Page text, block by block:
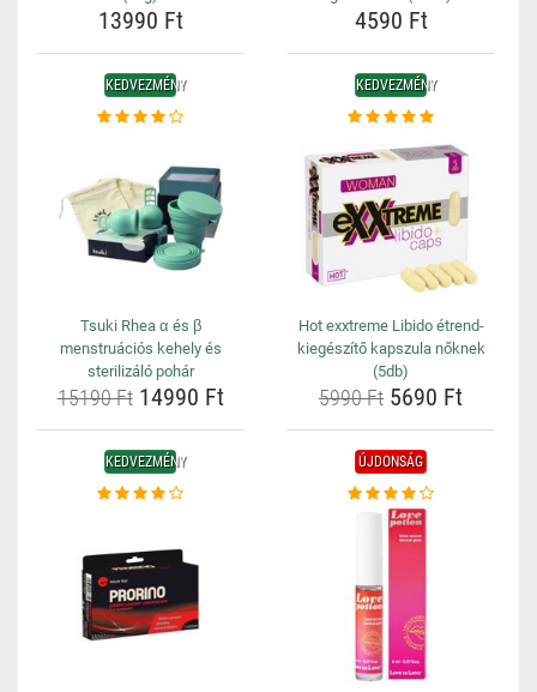
13990 Ft 4590 Ft
KEDVEZMÉNY
Tsuki Rhea α és β
menstruációs kehely és
sterilizáló pohár
15190 Ft14990 Ft
KEDVEZMÉNY
Hot exxtreme Libido étrend-
kiegészítő kapszula nőknek
(5db)
5990 Ft 5690 Ft
KEDVEZMÉNY ÚJDONSÁG